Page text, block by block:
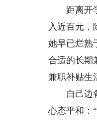
距离开学
入近百元，
她早已烂熟
合适的长期
兼职补贴生
自己边备
心态平和：